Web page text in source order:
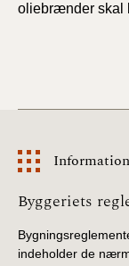
oliebrænder skal
Information
Byggeriets
indeholder de